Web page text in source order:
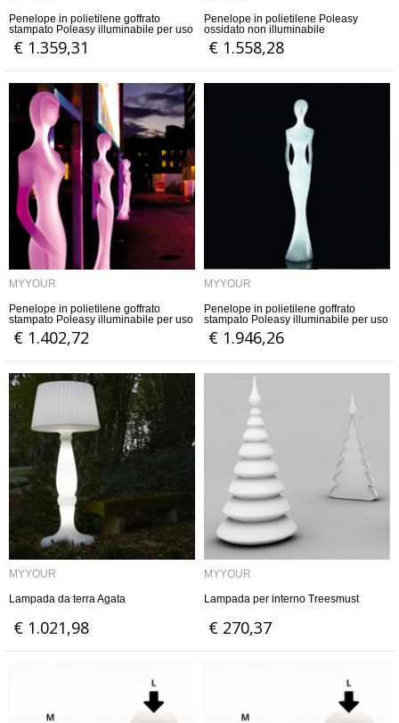
Penelope in polietilene goffrato
stampato Poleasy illuminabile per uso
interno con luce Led60W
€ 1.359,31
Penelope in polietilene Poleasy
ossidato non illuminabile
€ 1.558,28
MYYOUR
Penelope in polietilene goffrato
stampato Poleasy illuminabile per uso
esterno con luce led 60W
€ 1.402,72
MYYOUR
Penelope in polietilene goffrato
stampato Poleasy illuminabile per uso
esterno con luce RGBW
€ 1.946,26
MYYOUR
Lampada da terra Agata
€ 1.021,98
MYYOUR
Lampada per interno Treesmust
€ 270,37